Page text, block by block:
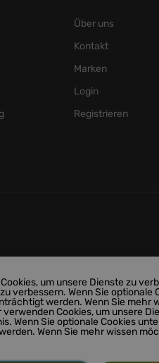
Über uns
Kontakt
Marken
Login
Registrieren
um unsere Dienste zu
verbessern. Wenn Sie
werden. Wenn Sie mehr
verwenden Cookies, um unsere
Wenn Sie optionale Cookies
Wenn Sie mehr wissen